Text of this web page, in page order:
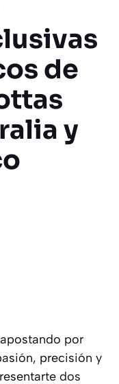
de
y
por
precisión y
dos